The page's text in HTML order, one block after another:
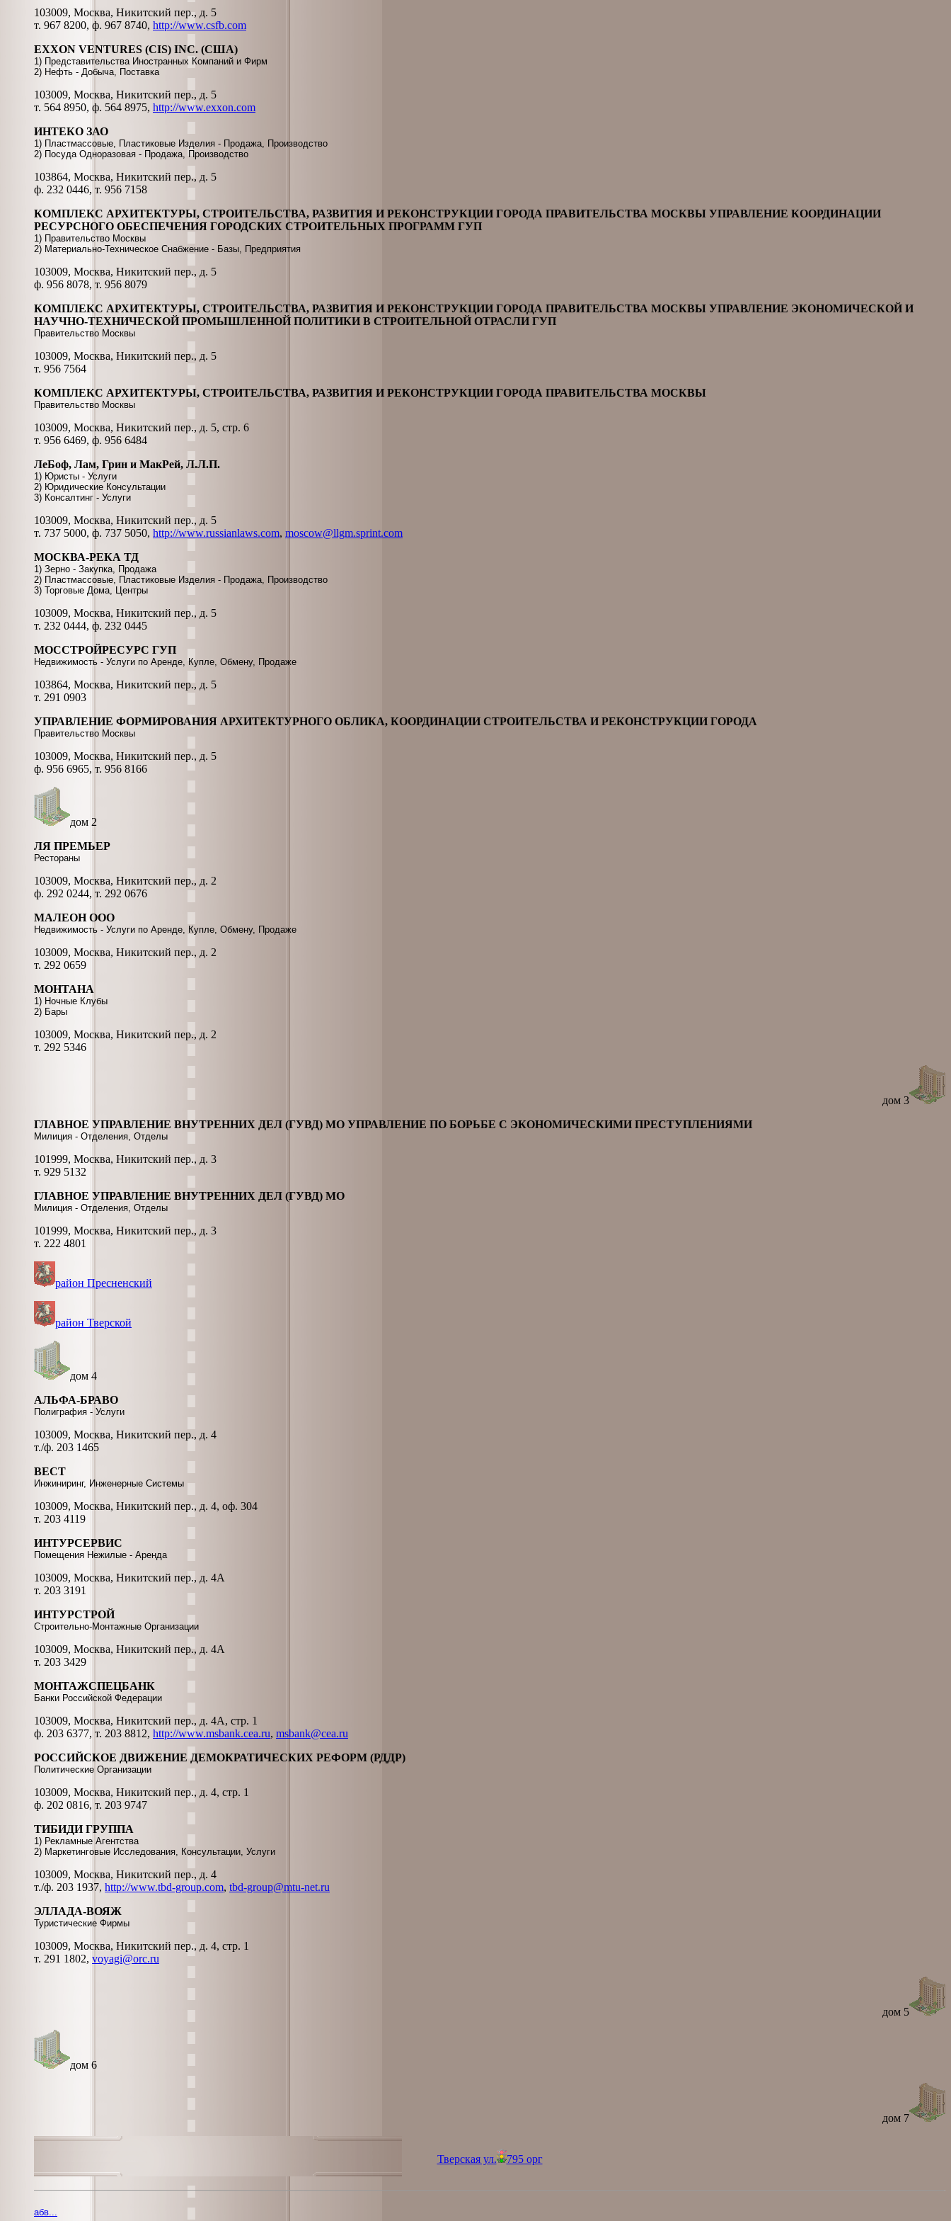
103009, Москва, Никитский пер., д. 5
т. 967 8200, ф. 967 8740, http://www.csfb.com
EXXON VENTURES (CIS) INC. (США)
1) Представительства Иностранных Компаний и Фирм
2) Нефть - Добыча, Поставка
103009, Москва, Никитский пер., д. 5
т. 564 8950, ф. 564 8975, http://www.exxon.com
ИНТЕКО ЗАО
1) Пластмассовые, Пластиковые Изделия - Продажа, Производство
2) Посуда Одноразовая - Продажа, Производство
103864, Москва, Никитский пер., д. 5
ф. 232 0446, т. 956 7158
КОМПЛЕКС АРХИТЕКТУРЫ, СТРОИТЕЛЬСТВА, РАЗВИТИЯ И РЕКОНСТРУКЦИИ ГОРОДА ПРАВИТЕЛЬСТВА МОСКВЫ УПРАВЛЕНИЕ КООРДИНАЦИИ
РЕСУРСНОГО ОБЕСПЕЧЕНИЯ ГОРОДСКИХ СТРОИТЕЛЬНЫХ ПРОГРАММ ГУП
1) Правительство Москвы
2) Материально-Техническое Снабжение - Базы, Предприятия
103009, Москва, Никитский пер., д. 5
ф. 956 8078, т. 956 8079
КОМПЛЕКС АРХИТЕКТУРЫ, СТРОИТЕЛЬСТВА, РАЗВИТИЯ И РЕКОНСТРУКЦИИ ГОРОДА ПРАВИТЕЛЬСТВА МОСКВЫ УПРАВЛЕНИЕ ЭКОНОМИЧЕСКОЙ И
НАУЧНО-ТЕХНИЧЕСКОЙ ПРОМЫШЛЕННОЙ ПОЛИТИКИ В СТРОИТЕЛЬНОЙ ОТРАСЛИ ГУП
Правительство Москвы
103009, Москва, Никитский пер., д. 5
т. 956 7564
КОМПЛЕКС АРХИТЕКТУРЫ, СТРОИТЕЛЬСТВА, РАЗВИТИЯ И РЕКОНСТРУКЦИИ ГОРОДА ПРАВИТЕЛЬСТВА МОСКВЫ
Правительство Москвы
103009, Москва, Никитский пер., д. 5, стр. 6
т. 956 6469, ф. 956 6484
ЛеБоф, Лам, Грин и МакРей, Л.Л.П.
1) Юристы - Услуги
2) Юридические Консультации
3) Консалтинг - Услуги
103009, Москва, Никитский пер., д. 5
т. 737 5000, ф. 737 5050, http://www.russianlaws.com, moscow@llgm.sprint.com
МОСКВА-РЕКА ТД
1) Зерно - Закупка, Продажа
2) Пластмассовые, Пластиковые Изделия - Продажа, Производство
3) Торговые Дома, Центры
103009, Москва, Никитский пер., д. 5
т. 232 0444, ф. 232 0445
МОССТРОЙРЕСУРС ГУП
Недвижимость - Услуги по Аренде, Купле, Обмену, Продаже
103864, Москва, Никитский пер., д. 5
т. 291 0903
УПРАВЛЕНИЕ ФОРМИРОВАНИЯ АРХИТЕКТУРНОГО ОБЛИКА, КООРДИНАЦИИ СТРОИТЕЛЬСТВА И РЕКОНСТРУКЦИИ ГОРОДА
Правительство Москвы
103009, Москва, Никитский пер., д. 5
ф. 956 6965, т. 956 8166
дом 2
ЛЯ ПРЕМЬЕР
Рестораны
103009, Москва, Никитский пер., д. 2
ф. 292 0244, т. 292 0676
МАЛЕОН ООО
Недвижимость - Услуги по Аренде, Купле, Обмену, Продаже
103009, Москва, Никитский пер., д. 2
т. 292 0659
МОНТАНА
1) Ночные Клубы
2) Бары
103009, Москва, Никитский пер., д. 2
т. 292 5346
дом 3
ГЛАВНОЕ УПРАВЛЕНИЕ ВНУТРЕННИХ ДЕЛ (ГУВД) МО УПРАВЛЕНИЕ ПО БОРЬБЕ С ЭКОНОМИЧЕСКИМИ ПРЕСТУПЛЕНИЯМИ
Милиция - Отделения, Отделы
101999, Москва, Никитский пер., д. 3
т. 929 5132
ГЛАВНОЕ УПРАВЛЕНИЕ ВНУТРЕННИХ ДЕЛ (ГУВД) МО
Милиция - Отделения, Отделы
101999, Москва, Никитский пер., д. 3
т. 222 4801
район Пресненский
район Тверской
дом 4
АЛЬФА-БРАВО
Полиграфия - Услуги
103009, Москва, Никитский пер., д. 4
т./ф. 203 1465
ВЕСТ
Инжиниринг, Инженерные Системы
103009, Москва, Никитский пер., д. 4, оф. 304
т. 203 4119
ИНТУРСЕРВИС
Помещения Нежилые - Аренда
103009, Москва, Никитский пер., д. 4А
т. 203 3191
ИНТУРСТРОЙ
Строительно-Монтажные Организации
103009, Москва, Никитский пер., д. 4А
т. 203 3429
МОНТАЖСПЕЦБАНК
Банки Российской Федерации
103009, Москва, Никитский пер., д. 4А, стр. 1
ф. 203 6377, т. 203 8812, http://www.msbank.cea.ru, msbank@cea.ru
РОССИЙСКОЕ ДВИЖЕНИЕ ДЕМОКРАТИЧЕСКИХ РЕФОРМ (РДДР)
Политические Организации
103009, Москва, Никитский пер., д. 4, стр. 1
ф. 202 0816, т. 203 9747
ТИБИДИ ГРУППА
1) Рекламные Агентства
2) Маркетинговые Исследования, Консультации, Услуги
103009, Москва, Никитский пер., д. 4
т./ф. 203 1937, http://www.tbd-group.com, tbd-group@mtu-net.ru
ЭЛЛАДА-ВОЯЖ
Туристические Фирмы
103009, Москва, Никитский пер., д. 4, стр. 1
т. 291 1802, voyagi@orc.ru
дом 5
дом 6
дом 7
Тверская ул. 795 орг
абв...